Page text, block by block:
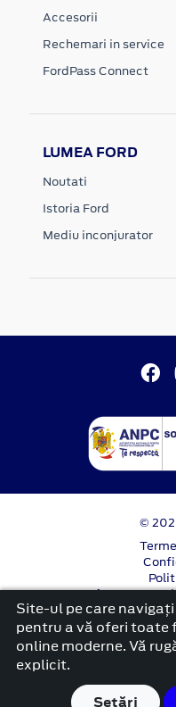
Accesorii
Rechemari in service
FordPass Connect
LUMEA FORD
Noutati
Istoria Ford
Mediu inconjurator
©
Anunț începere
România
platformă
Site-ul pe care
pentru a vă oferi
online moderne. Vă
explicit.
Setări